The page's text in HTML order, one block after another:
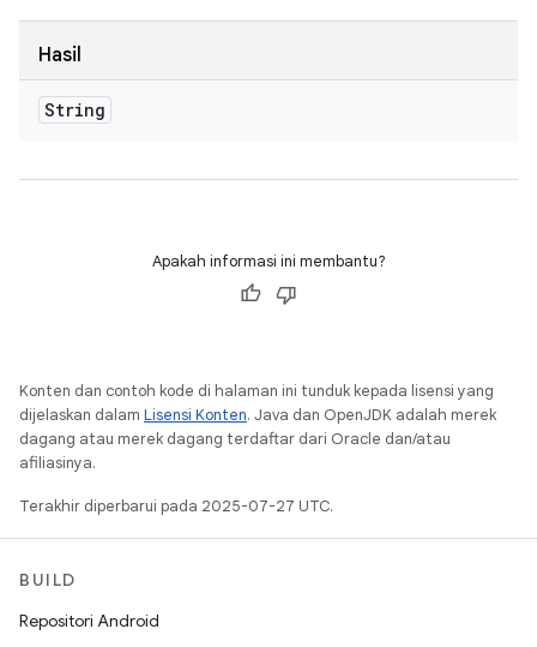
Hasil
String
Apakah informasi ini membantu?
Konten dan contoh kode di halaman ini tunduk kepada lisensi yang
dijelaskan dalam Lisensi Konten. Java dan OpenJDK adalah merek
dagang atau merek dagang terdaftar dari Oracle dan/atau
afiliasinya.
Terakhir diperbarui pada 2025-07-27 UTC.
BUILD
Repositori Android